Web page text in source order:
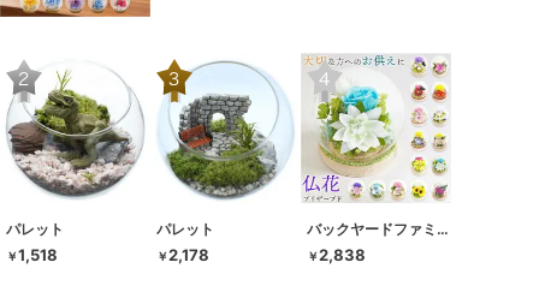
パレット
￥1,518
パレット
￥2,178
バックヤードファミリー
￥2,838